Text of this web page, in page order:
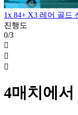
1x 84+ X3 레어 골드
진행도
0/3



4매치에서